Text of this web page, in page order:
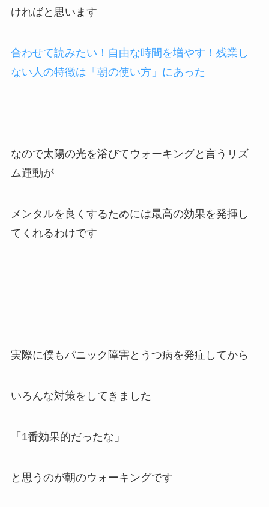
ければと思います
合わせて読みたい！自由な時間を増やす！残業し
ない人の特徴は「朝の使い方」にあった
なので太陽の光を浴びてウォーキングと言うリズ
ム運動が
メンタルを良くするためには最高の効果を発揮し
てくれるわけです
実際に僕もパニック障害とうつ病を発症してから
いろんな対策をしてきました
「1番効果的だったな」
と思うのが朝のウォーキングです